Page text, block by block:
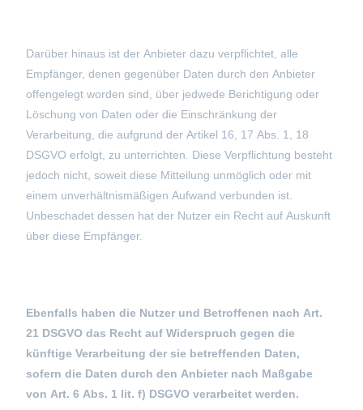
Darüber hinaus ist der Anbieter dazu verpflichtet, alle
Empfänger, denen gegenüber Daten durch den Anbieter
offengelegt worden sind, über jedwede Berichtigung oder
Löschung von Daten oder die Einschränkung der
Verarbeitung, die aufgrund der Artikel 16, 17 Abs. 1, 18
DSGVO erfolgt, zu unterrichten. Diese Verpflichtung besteht
jedoch nicht, soweit diese Mitteilung unmöglich oder mit
einem unverhältnismäßigen Aufwand verbunden ist.
Unbeschadet dessen hat der Nutzer ein Recht auf Auskunft
über diese Empfänger.
Ebenfalls haben die Nutzer und Betroffenen nach Art.
21 DSGVO das Recht auf Widerspruch gegen die
künftige Verarbeitung der sie betreffenden Daten,
sofern die Daten durch den Anbieter nach Maßgabe
von Art. 6 Abs. 1 lit. f) DSGVO verarbeitet werden.